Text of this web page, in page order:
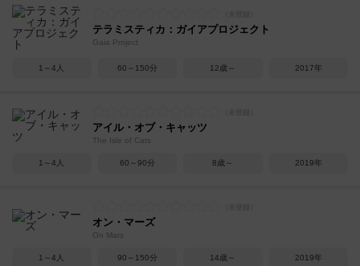
テラミスティカ：ガイアプロジェクト
Gaia Project
1～4人 60～150分 12歳～ 2017年
アイル・オブ・キャッツ
The Isle of Cats
1～4人 60～90分 8歳～ 2019年
オン・マーズ
On Mars
1～4人 90～150分 14歳～ 2019年